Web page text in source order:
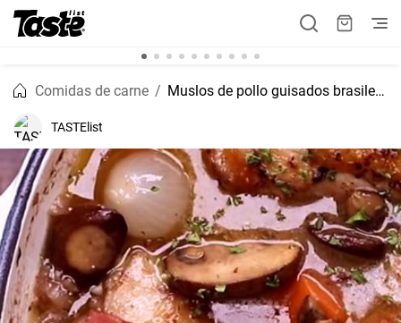
Comidas de carne Muslos de pollo guisados brasileños
TASTElist